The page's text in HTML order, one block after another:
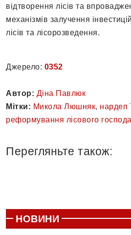
відтворення лісів та
механізмів залучення
лісів та лісорозведення.
Джерело: 0352
Автор: Діна Павлюк
Мітки: Микола Люшняк, нардеп
реформування лісового
Перегляньте також:
НОВИНИ